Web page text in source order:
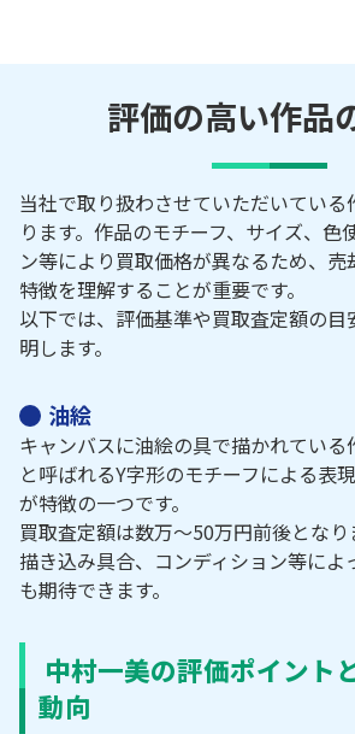
評価の高い作品
当社で取り扱わさせていただいてい
ります。作品のモチーフ、サイズ、色
ン等により買取価格が異なるため、
特徴を理解することが重要です。
以下では、評価基準や買取査定額の
明します。
油絵
キャンバスに油絵の具で描かれている
と呼ばれるY字形のモチーフによる表
が特徴の一つです。
買取査定額は数万～50万円前後となり
描き込み具合、コンディション等によ
も期待できます。
中村一美の評価ポイント
動向